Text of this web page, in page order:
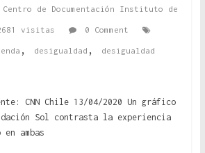
Centro de Documentación Instituto de
visitas 0 Comment
, desigualdad , desigualdad
CNN Chile 13/04/2020 Un gráfico
Sol contrasta la experiencia
ambas